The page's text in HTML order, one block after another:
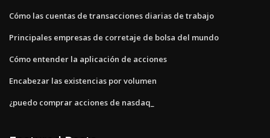
Cómo las cuentas de transacciones diarias de trabajo
Principales empresas de corretaje de bolsa del mundo
Cómo entender la aplicación de acciones
Encabezar las existencias por volumen
¿puedo comprar acciones de nasdaq_